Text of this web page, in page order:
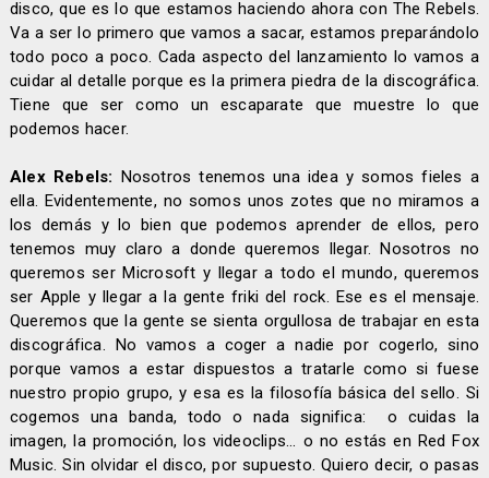
disco, que es lo que estamos haciendo ahora con The Rebels.
Va a ser lo primero que vamos a sacar, estamos preparándolo
todo poco a poco. Cada aspecto del lanzamiento lo vamos a
cuidar al detalle porque es la primera piedra de la discográfica.
Tiene que ser como un escaparate que muestre lo que
podemos hacer.
Alex Rebels: Nosotros tenemos una idea y somos fieles a
ella. Evidentemente, no somos unos zotes que no miramos a
los demás y lo bien que podemos aprender de ellos, pero
tenemos muy claro a donde queremos llegar. Nosotros no
queremos ser Microsoft y llegar a todo el mundo, queremos
ser Apple y llegar a la gente friki del rock. Ese es el mensaje.
Queremos que la gente se sienta orgullosa de trabajar en esta
discográfica. No vamos a coger a nadie por cogerlo, sino
porque vamos a estar dispuestos a tratarle como si fuese
nuestro propio grupo, y esa es la filosofía básica del sello. Si
cogemos una banda, todo o nada significa:
o cuidas la
imagen, la promoción, los videoclips... o no estás en Red Fox
Music. Sin olvidar el disco, por supuesto. Quiero decir, o pasas